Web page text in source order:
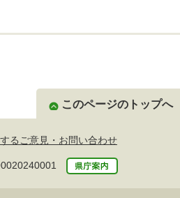
このページのトップへ
るご意見・お問い合わせ